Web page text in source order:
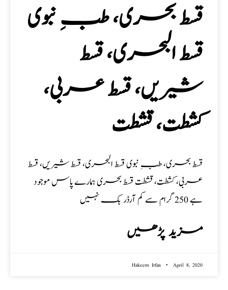
قسط بحری، طبِ نبوی
قسط البحری، قسط
شیریں، قسط عربی،
كشطت، قشطت
عربی، كشطت، قشطت قسط بحری ہمارے پاس موجود
مزید پڑھیں
Hakeem Irfan April 8, 2020